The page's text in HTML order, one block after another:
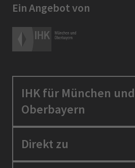
Ein Angebot von
IHK für München und
Oberbayern
Standortpolitik
Ausbildung und Fortbildung
Direkt zu